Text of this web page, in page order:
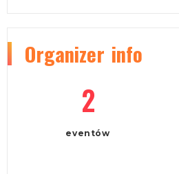
Organizer info
2
eventów